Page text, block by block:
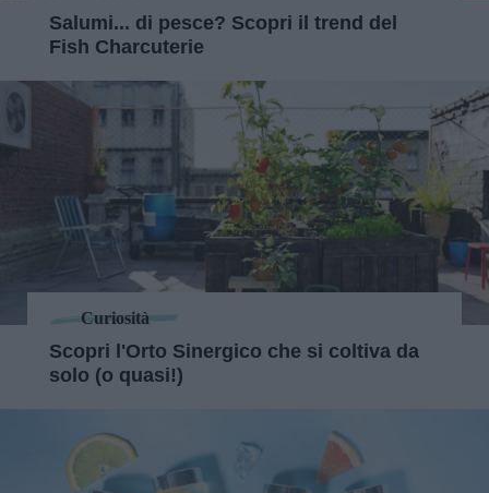
Salumi... di pesce? Scopri il trend del
Fish Charcuterie
Curiosità
Scopri l'Orto Sinergico che si coltiva da
solo (o quasi!)